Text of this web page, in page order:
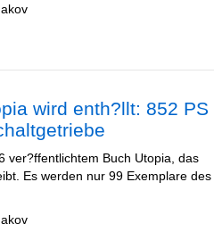
wird enth?llt: 852 PS
ver?ffentlichtem Buch Utopia, das
Es werden nur 99 Exemplare des